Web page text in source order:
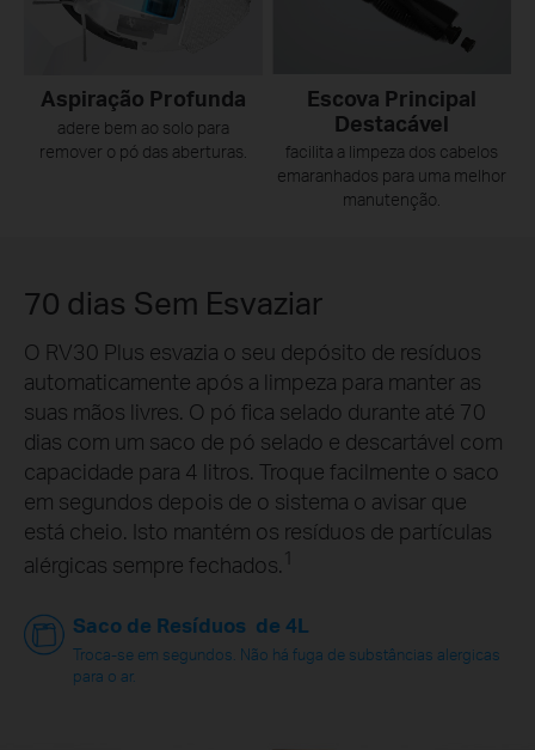
Aspiração Profunda
adere bem ao solo para
remover o pó das aberturas.
Escova Principal
Destacável
facilita a limpeza dos cabelos
emaranhados para uma melhor
manutenção.
70 dias Sem Esvaziar
O RV30 Plus esvazia o seu depósito de resíduos
automaticamente após a limpeza para manter as
suas mãos livres. O pó fica selado durante até 70
dias com um saco de pó selado e descartável com
capacidade para 4 litros. Troque facilmente o saco
em segundos depois de o sistema o avisar que
está cheio. Isto mantém os resíduos de partículas
alérgicas sempre fechados. 1
Saco de Resíduos de 4L
Troca-se em segundos. Não há fuga de substâncias alergicas
para o ar.